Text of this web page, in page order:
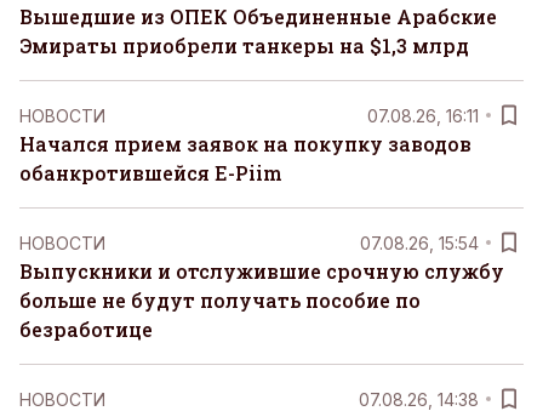
Вышедшие из ОПЕК Объединенные Арабские
Эмираты приобрели танкеры на $1,3 млрд
НОВОСТИ 07.08.26, 16:11
Начался прием заявок на покупку заводов
обанкротившейся E-Piim
НОВОСТИ 07.08.26, 15:54
Выпускники и отслужившие срочную службу
больше не будут получать пособие по
безработице
НОВОСТИ 07.08.26, 14:38